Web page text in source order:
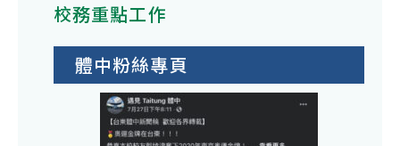
校務重點工作
體中粉絲專頁